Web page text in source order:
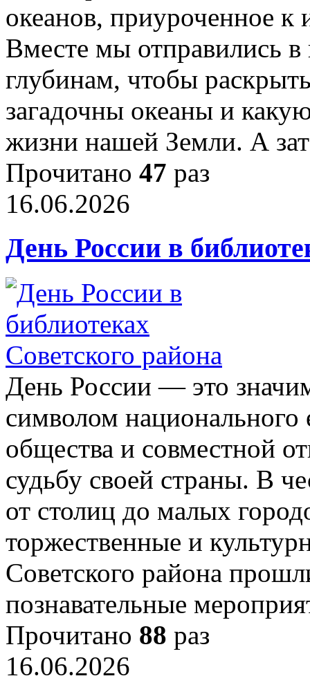
океанов, приуроченное
Вместе мы отправились
глубинам, чтобы
загадочны океаны и
жизни нашей Земли. А
Прочитано 47 раз
16.06.2026
День России в
День России — это
символом национального
общества и совместной
судьбу своей страны. В
от столиц до малых
торжественные и
Советского района
познавательные
Прочитано 88 раз
16.06.2026